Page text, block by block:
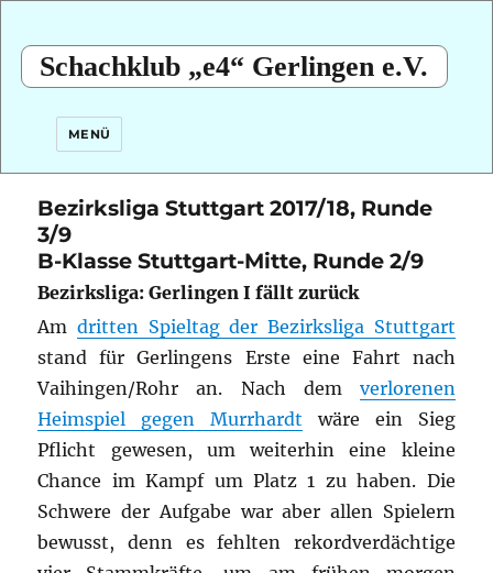
Schachklub „e4“ Gerlingen e.V.
MENÜ
Bezirksliga Stuttgart 2017/18, Runde
3/9
B-Klasse Stuttgart-Mitte, Runde 2/9
Bezirksliga: Gerlingen I fällt zurück
Amdritten Spieltag der Bezirksliga Stuttgart
stand für Gerlingens Erste eine Fahrt nach
Vaihingen/Rohr an. Nach dem verlorenen
Heimspiel gegen Murrhardt wäre ein Sieg
Pflicht gewesen, um weiterhin eine kleine
Chance im Kampf um Platz 1 zu haben. Die
Schwere der Aufgabe war aber allen Spielern
bewusst, denn es fehlten rekordverdächtige